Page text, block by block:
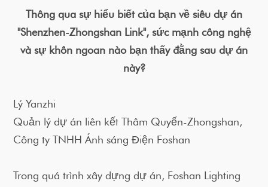
Thông qua sự hiểu biết của bạn về siêu dự án
"Shenzhen-Zhongshan Link", sức mạnh công nghệ
và sự khôn ngoan nào bạn thấy đằng sau dự án
này?
Lý Yanzhi
Quản lý dự án liên kết Thâm Quyến-Zhongshan,
Công ty TNHH Ánh sáng Điện Foshan
Trong quá trình xây dựng dự án, Foshan Lighting